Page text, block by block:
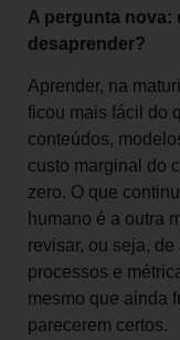
A pergunta nova:
desaprender?
Aprender, na
ficou mais fácil do
conteúdos,
custo marginal do
zero. O que
humano é a outra
revisar, ou seja,
processos e
mesmo que ainda
parecerem certos.